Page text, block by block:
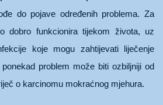
do pojave određenih problema. Za
dobro funkcionira tijekom života, uz
koje mogu zahtijevati liječenje
problem može biti ozbiljniji od
o karcinomu mokraćnog mjehura.